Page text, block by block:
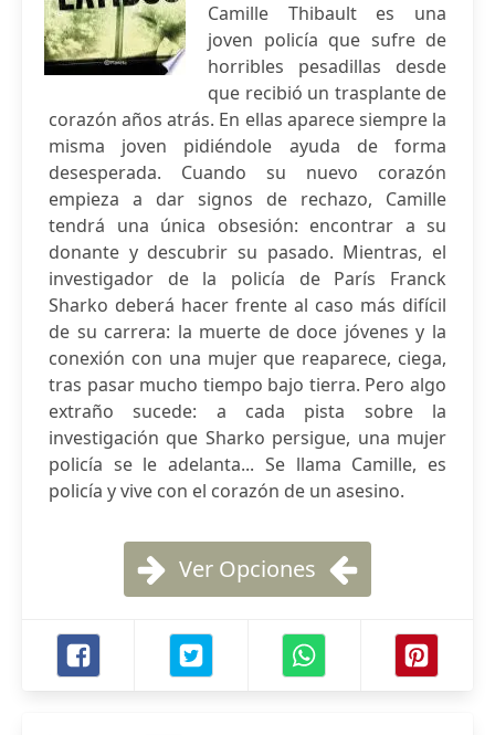
Camille Thibault es una
joven policía que sufre de
horribles pesadillas desde
que recibió un trasplante de
corazón años atrás. En ellas aparece siempre la
misma joven pidiéndole ayuda de forma
desesperada. Cuando su nuevo corazón
empieza a dar signos de rechazo, Camille
tendrá una única obsesión: encontrar a su
donante y descubrir su pasado. Mientras, el
investigador de la policía de París Franck
Sharko deberá hacer frente al caso más difícil
de su carrera: la muerte de doce jóvenes y la
conexión con una mujer que reaparece, ciega,
tras pasar mucho tiempo bajo tierra. Pero algo
extraño sucede: a cada pista sobre la
investigación que Sharko persigue, una mujer
policía se le adelanta... Se llama Camille, es
policía y vive con el corazón de un asesino.
Ver Opciones